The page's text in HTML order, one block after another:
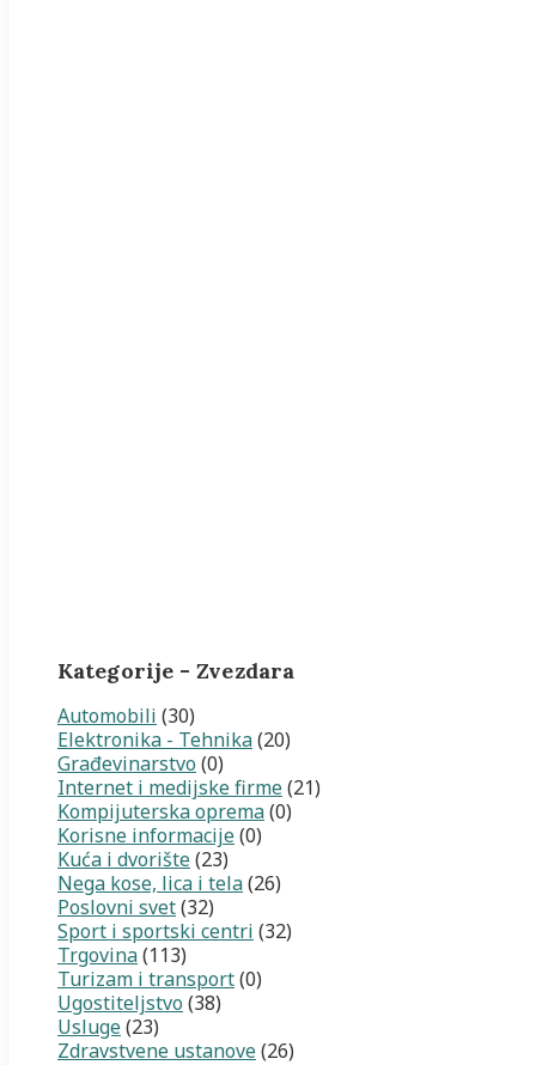
Kategorije - Zvezdara
Automobili (30)
Elektronika - Tehnika(20)
Građevinarstvo (0)
Internet i medijske firme(21)
Kompijuterska oprema(0)
Korisne informacije(0)
Kuća i dvorište(23)
Nega kose, lica i tela(26)
Poslovni svet(32)
Sport i sportski centri (32)
Trgovina(113)
Turizam i transport(0)
Ugostiteljstvo (38)
Usluge(23)
Zdravstvene ustanove(26)